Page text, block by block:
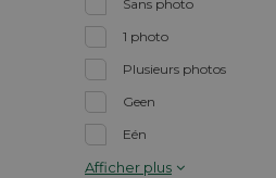
Sans photo
1 photo
Plusieurs photos
Geen
Eén
Afficher plus